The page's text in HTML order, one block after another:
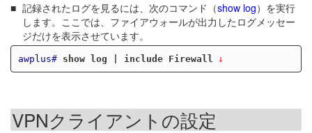
記録されたログを見るには、次のコマンド（show log）を実行
します。ここでは、ファイアウォールが出力したログメッセー
ジだけを表示させています。
awplus# show log | include Firewall
VPNクライアントの設定